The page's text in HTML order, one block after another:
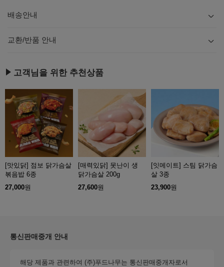
배송안내
내용
교환/반품 안내
내용
고객님을 위한 추천상품
[맛있닭] 점보 닭가슴살
볶음밥 6종
27,000원
[매력있닭] 못난이 생
닭가슴살 200g
27,600원
[잇메이트] 스팀 닭가슴
살 3종
23,900원
통신판매중개 안내
해당 제품과 관련하여 (주)푸드나무는 통신판매중개자로서